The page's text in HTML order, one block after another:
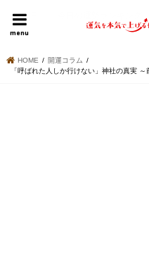
menu
HOME
HOME
開運コラム
「呼ばれた人しか行けない」神社の真実